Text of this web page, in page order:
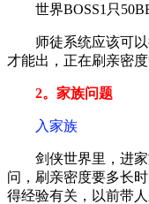
世界BOSS1只
师徒系统应该可以
才能出，正在刷亲密
2。家族问题
入家族
剑侠世界里，进家
问，刷亲密度要多长
得经验有关，以前带